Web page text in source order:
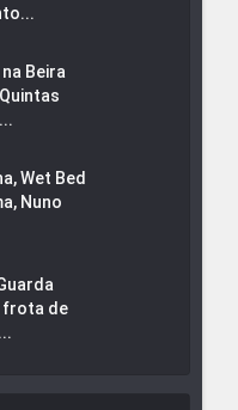
Beira
Wet Bed
Nuno
frota de